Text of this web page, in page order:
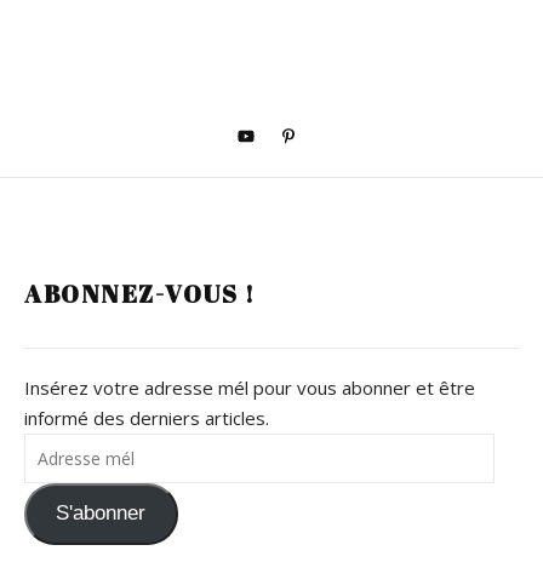
ABONNEZ-VOUS !
Insérez votre adresse mél pour vous abonner et être
informé des derniers articles.
S'abonner